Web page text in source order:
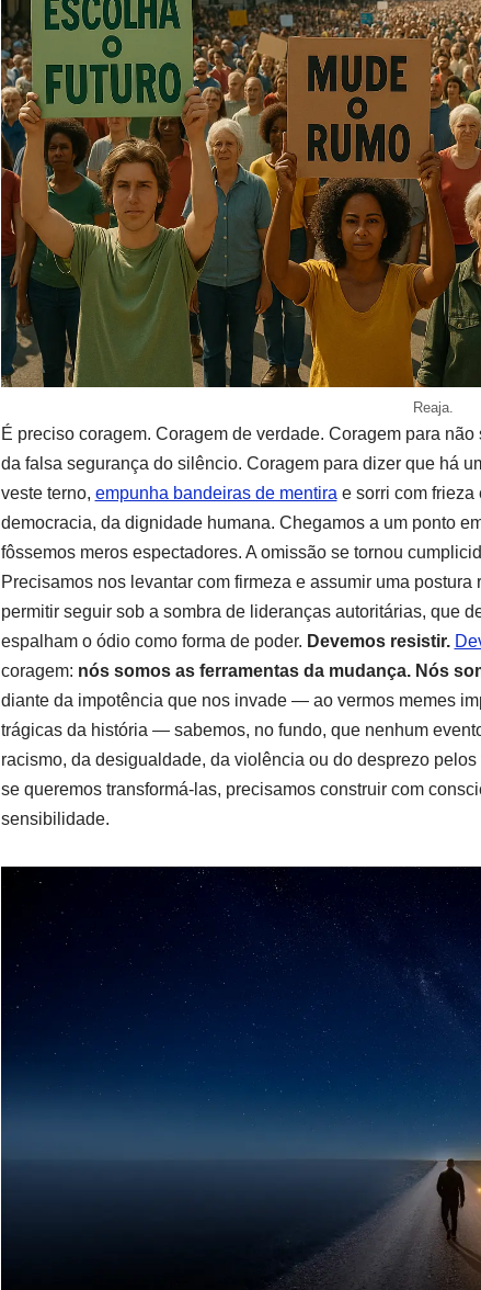
Reaja.
É preciso coragem. Coragem de verdade. Coragem para
da falsa segurança do silêncio. Coragem para dizer que há
veste terno, empunha bandeiras de mentira e sorri com frieza
democracia, da dignidade humana. Chegamos a um ponto
fôssemos meros espectadores. A omissão se tornou
Precisamos nos levantar com firmeza e assumir uma
permitir seguir sob a sombra de lideranças autoritárias, que
espalham o ódio como forma de poder. Devemos resistir.
coragem: nós somos as ferramentas da mudança. Nós
diante da impotência que nos invade — ao vermos memes
trágicas da história — sabemos, no fundo, que nenhum
racismo, da desigualdade, da violência ou do desprezo
se queremos transformá-las, precisamos construir com
sensibilidade.